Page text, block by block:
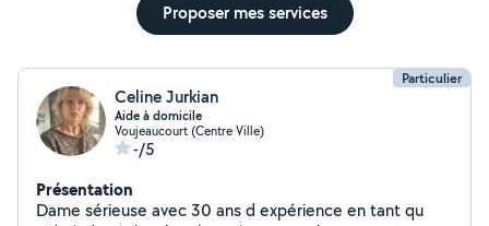
Proposer mes services
Particulier
Celine Jurkian
Aide à domicile
Voujeaucourt (Centre Ville)
-/5
Présentation
Dame sérieuse avec 30 ans d expérience en tant qu